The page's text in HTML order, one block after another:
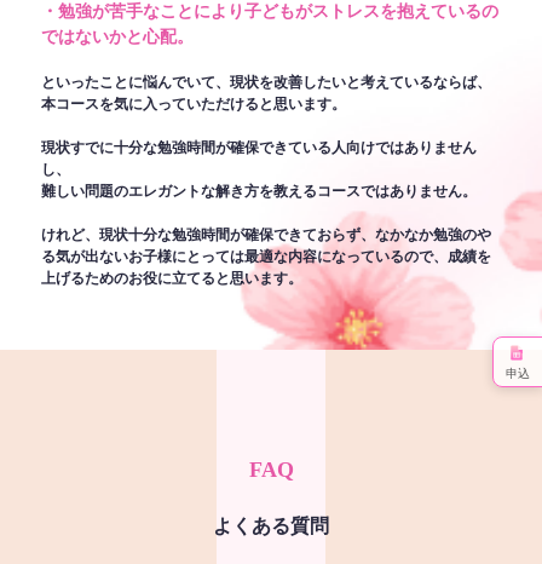
・勉強が苦手なことにより子どもがストレスを抱えているの
ではないかと心配。
といったことに悩んでいて、現状を改善したいと考えているならば、
本コースを気に入っていただけると思います。
現状すでに十分な勉強時間が確保できている人向けではありません
し、
難しい問題のエレガントな解き方を教えるコースではありません。
けれど、現状十分な勉強時間が確保できておらず、なかなか勉強のや
る気が出ないお子様にとっては最適な内容になっているので、成績を
上げるためのお役に立てると思います。
FAQ
よくある質問
申込